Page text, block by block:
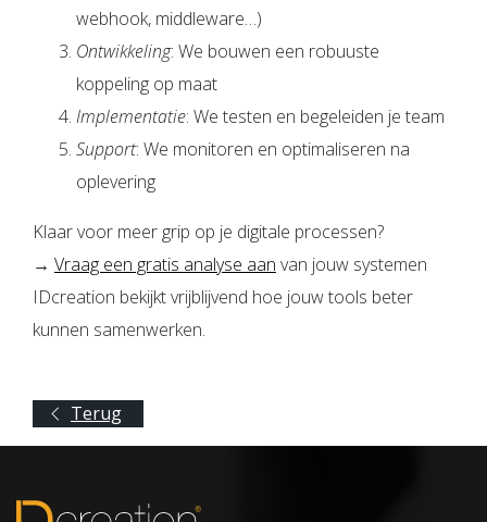
webhook, middleware…)
Ontwikkeling: We bouwen een robuuste
koppeling op maat
Implementatie: We testen en begeleiden je team
Support: We monitoren en optimaliseren na
oplevering
Klaar voor meer grip op je digitale processen?
→ Vraag een gratis analyse aan van jouw systemen
IDcreation bekijkt vrijblijvend hoe jouw tools beter
kunnen samenwerken.
Terug